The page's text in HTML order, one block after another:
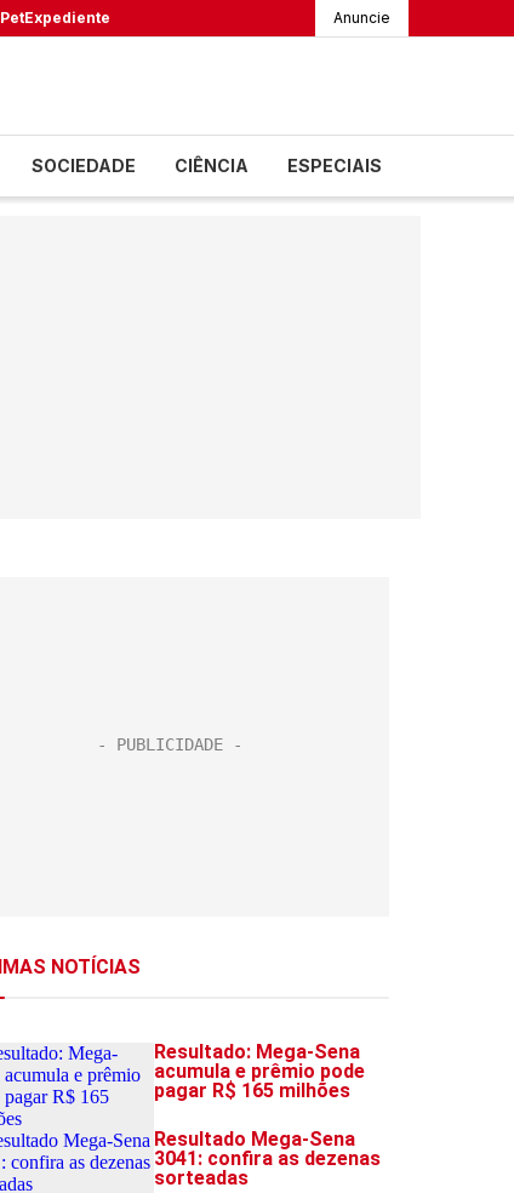
PetExpediente Anuncie
SOCIEDADE CIÊNCIA ESPECIAIS